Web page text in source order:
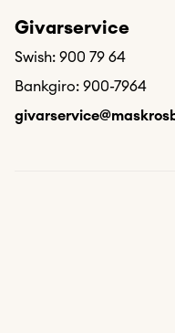
Givarservice
Swish: 900 79 64
Bankgiro: 900-7964